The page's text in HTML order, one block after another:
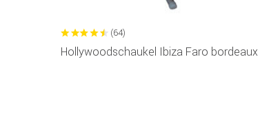
(64)
Hollywoodschaukel Ibiza Faro bordeaux